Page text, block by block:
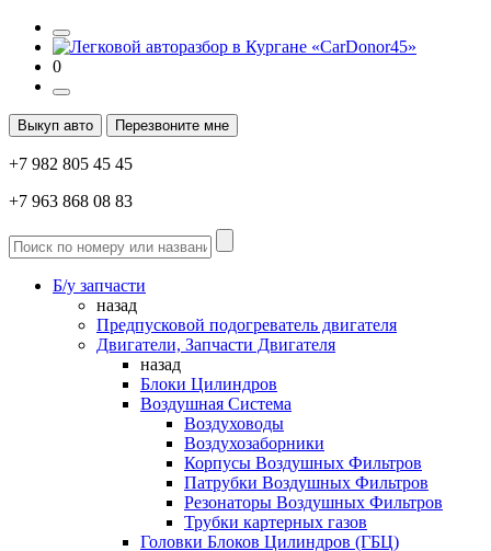
0
Выкуп авто Перезвоните мне
+7 982 805 45 45
+7 963 868 08 83
Б/у запчасти
назад
Предпусковой подогреватель двигателя
Двигатели, Запчасти Двигателя
назад
Блоки Цилиндров
Воздушная Система
Воздуховоды
Воздухозаборники
Корпусы Воздушных Фильтров
Патрубки Воздушных Фильтров
Резонаторы Воздушных Фильтров
Трубки картерных газов
Головки Блоков Цилиндров (ГБЦ)